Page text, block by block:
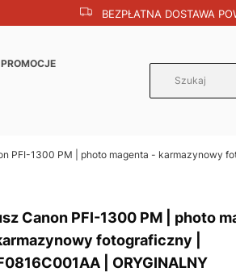
BEZPŁATNA DOSTAWA
PROMOCJE
PFI-1300 PM | photo magenta - karmazynowy
Canon PFI-1300 PM | photo
fotograficzny |
| ORYGINALNY